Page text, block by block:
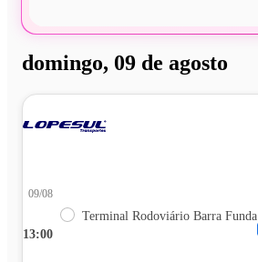
domingo, 09 de agosto
13:00
09/08
Terminal Rodoviário Barra Funda